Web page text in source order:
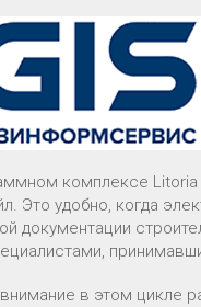
комплексе Litoria
Это удобно, когда
документации
в этом цикле